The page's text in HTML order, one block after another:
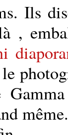
Ils
,
même.